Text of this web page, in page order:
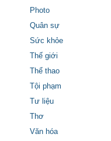
Photo
Quân sự
Sức khỏe
Thế giới
Thể thao
Tội phạm
Tư liệu
Thơ
Văn hóa